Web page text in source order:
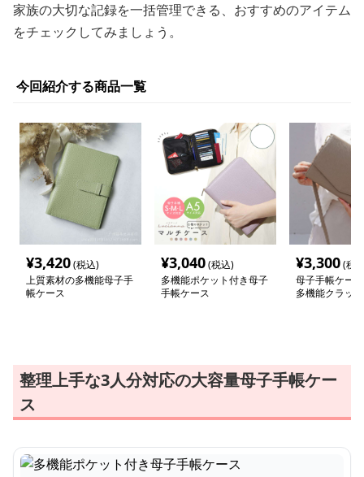
家族の大切な記録を一括管理できる、おすすめのアイテム
をチェックしてみましょう。
今回紹介する商品一覧
¥3,420(税込)
上質素材の多機能母子手
帳ケース
¥3,040(税込)
多機能ポケット付き母子
手帳ケース
¥3,300(税
母子手帳ケー
多機能クラッ
整理上手な3人分対応の大容量母子手帳ケー
ス